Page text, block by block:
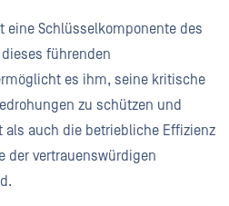
eine Schlüsselkomponente des
führenden
es ihm, seine kritische
zu schützen und
als auch die betriebliche Effizienz
der vertrauenswürdigen